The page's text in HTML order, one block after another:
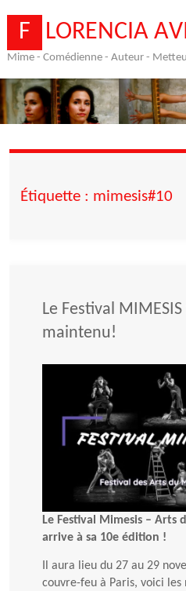
content
F LORENCIA AV
Mime - Comédienne - Auteur -
Étiquette : mimesis#10
Le Festival
maintenu!
Le Festival Mimesis – Arts
arrive à sa 10e édition !
Il aura lieu du 27 au 29
couvre-feu à Paris, voici les